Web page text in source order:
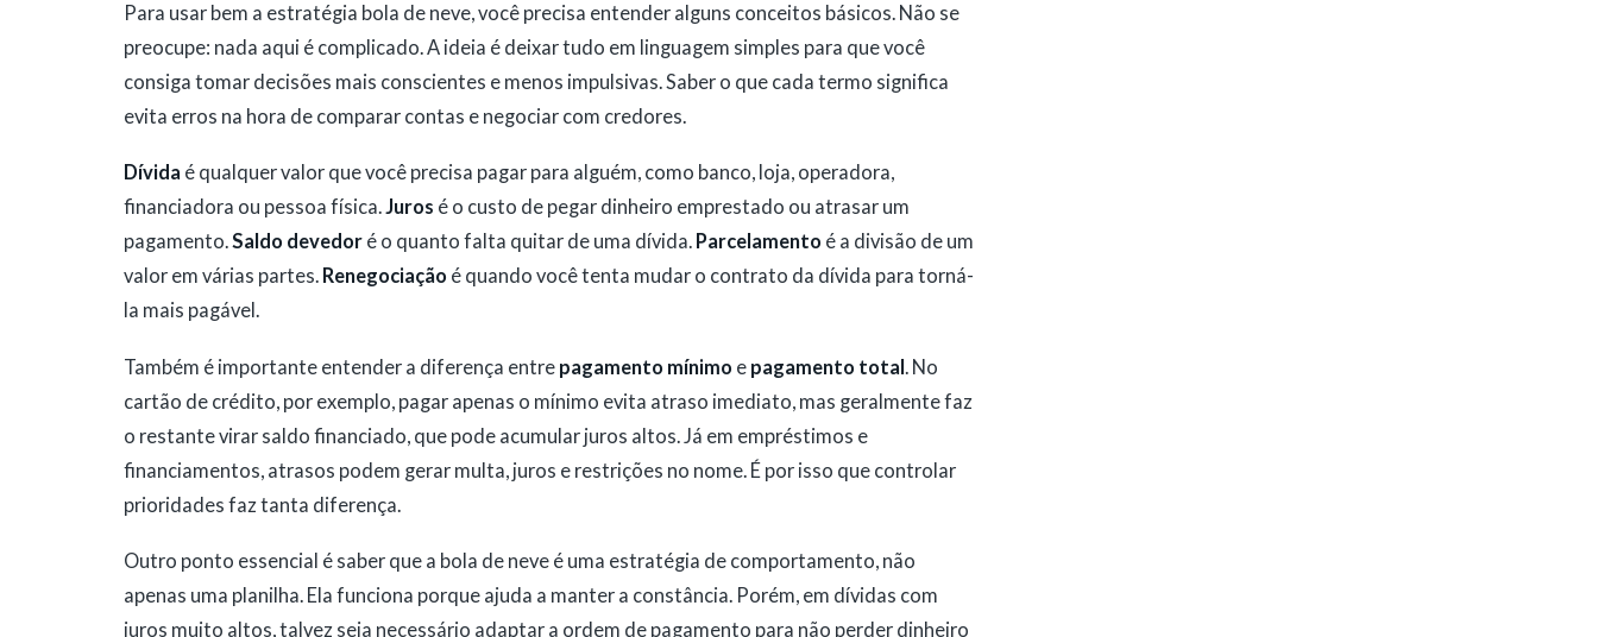
Para usar bem a estratégia bola de neve, você precisa entender alguns conceitos básicos. Não se
preocupe: nada aqui é complicado. A ideia é deixar tudo em linguagem simples para que você
consiga tomar decisões mais conscientes e menos impulsivas. Saber o que cada termo significa
evita erros na hora de comparar contas e negociar com credores.
Dívida é qualquer valor que você precisa pagar para alguém, como banco, loja, operadora,
financiadora ou pessoa física.Juros é o custo de pegar dinheiro emprestado ou atrasar um
pagamento.Saldo devedor é o quanto falta quitar de uma dívida. Parcelamento é a divisão de um
valor em várias partes. Renegociação é quando você tenta mudar o contrato da dívida para torná-
la mais pagável.
Também é importante entender a diferença entre pagamento mínimo e pagamento total. No
cartão de crédito, por exemplo, pagar apenas o mínimo evita atraso imediato, mas geralmente faz
o restante virar saldo financiado, que pode acumular juros altos. Já em empréstimos e
financiamentos, atrasos podem gerar multa, juros e restrições no nome. É por isso que controlar
prioridades faz tanta diferença.
Outro ponto essencial é saber que a bola de neve é uma estratégia de comportamento, não
apenas uma planilha. Ela funciona porque ajuda a manter a constância. Porém, em dívidas com
juros muito altos, talvez seja necessário adaptar a ordem de pagamento para não perder dinheiro